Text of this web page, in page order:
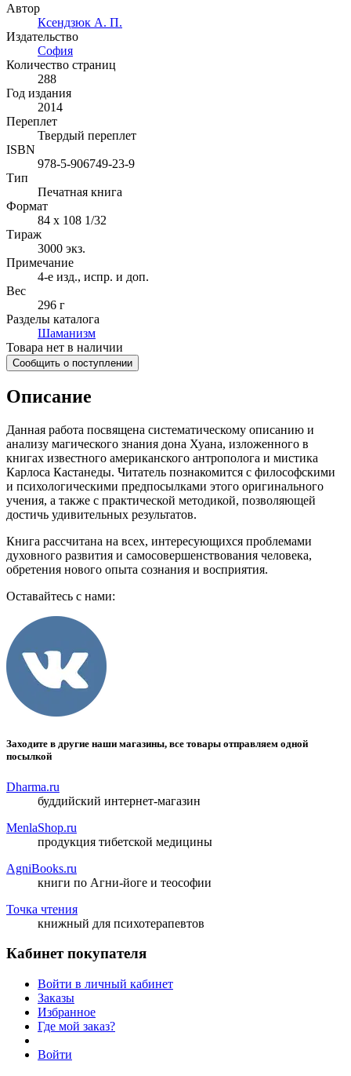
Автор
Ксендзюк А. П.
Издательство
София
Количество страниц
288
Год издания
2014
Переплет
Твердый переплет
ISBN
978-5-906749-23-9
Тип
Печатная книга
Формат
84 x 108 1/32
Тираж
3000 экз.
Примечание
4-е изд., испр. и доп.
Вес
296 г
Разделы каталога
Шаманизм
Товара нет в наличии
Сообщить о поступлении
Описание
Данная работа посвящена систематическому описанию и
анализу магического знания дона Хуана, изложенного в
книгах известного американского антрополога и мистика
Карлоса Кастанеды. Читатель познакомится с философскими
и психологическими предпосылками этого оригинального
учения, а также с практической методикой, позволяющей
достичь удивительных результатов.
Книга рассчитана на всех, интересующихся проблемами
духовного развития и самосовершенствования человека,
обретения нового опыта сознания и восприятия.
Оставайтесь с нами:
Заходите в другие наши магазины, все товары отправляем одной
посылкой
Dharma.ru
буддийский интернет-магазин
MenlaShop.ru
продукция тибетской медицины
AgniBooks.ru
книги по Агни-йоге и теософии
Точка чтения
книжный для психотерапевтов
Кабинет покупателя
Войти в личный кабинет
Заказы
Избранное
Где мой заказ?
Войти